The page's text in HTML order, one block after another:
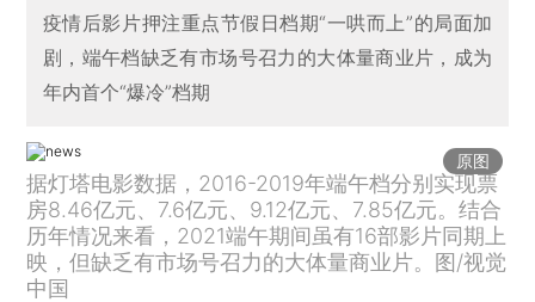
疫情后影片押注重点节假日档期“一哄而上”的局面加
剧，端午档缺乏有市场号召力的大体量商业片，成为
年内首个“爆冷”档期
原图
据灯塔电影数据，2016-2019年端午档分别实现票
房8.46亿元、7.6亿元、9.12亿元、7.85亿元。结合
历年情况来看，2021端午期间虽有16部影片同期上
映，但缺乏有市场号召力的大体量商业片。图/视觉
中国